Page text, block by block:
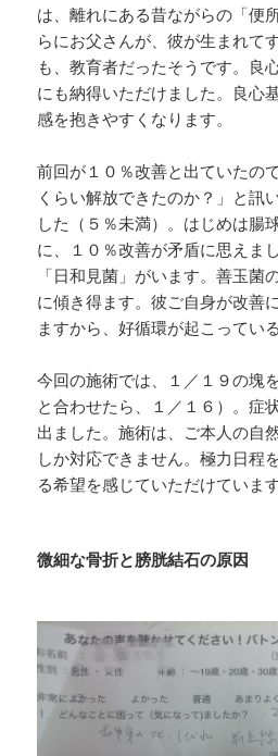
は、離れにある昔ながらの「便
らにお父さんが、彼が生まれて
も、教育者だったそうです。良
にも納得いただけました。良心
感を抱きやすくなります。
前回が１０％改善と出ていたの
くらい解放できたのか？」と訊
した（５％未満）。はじめは腸
に、１０％改善が矛盾に思えま
「日和見菌」がいます。善玉菌
に傾き得ます。彼ご自身が改善
ますから、好循環が起こってい
今回の施術では、１／１９の塊
と合わせたら、１／１６）。症
出ました。施術は、ご本人の自
しか対応できません。極力日程
る希望を感じていただけています
微細な骨折と膀胱結石の原因